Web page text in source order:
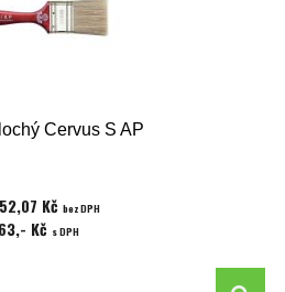
Cervus S AP
52,07 Kč bez DPH
63,- Kč s DPH